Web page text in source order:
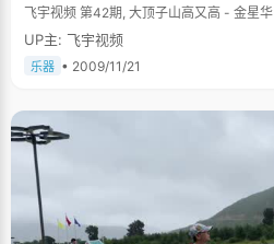
飞宇视频 第42期, 大顶子山高又高 - 金星华
UP主: 飞宇视频
乐器 • 2009/11/21